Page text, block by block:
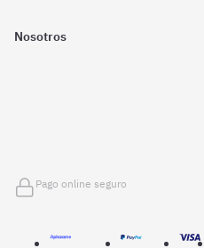
Nosotros
Pago online seguro